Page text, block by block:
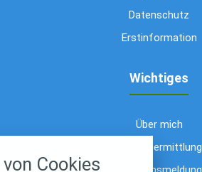
Datenschutz
Erstinformation
Wichtiges
Über mich
Bedarfsermittlung
Cookies
alle verwendeten Cookies und